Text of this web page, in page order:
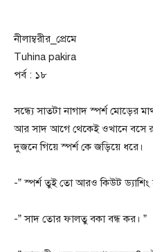
নীলাম্বরীর_প্রেমে
Tuhina pakira
পর্ব : ১৮
সন্ধ্যে সাতটা নাগাদ স্পর্শ মোড়ের
আর সাদ আগে থেকেই ওখানে বসে
দুজনে গিয়ে স্পর্শ কে জড়িয়ে ধরে।
-” স্পর্শ তুই তো আরও কিউট ড্যাশিং
-” সাদ তোর ফালতু বকা বন্ধ কর। ”